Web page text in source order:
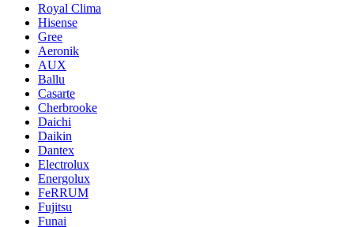
Royal Clima
Hisense
Gree
Aeronik
AUX
Ballu
Casarte
Cherbrooke
Daichi
Daikin
Dantex
Electrolux
Energolux
FeRRUM
Fujitsu
Funai